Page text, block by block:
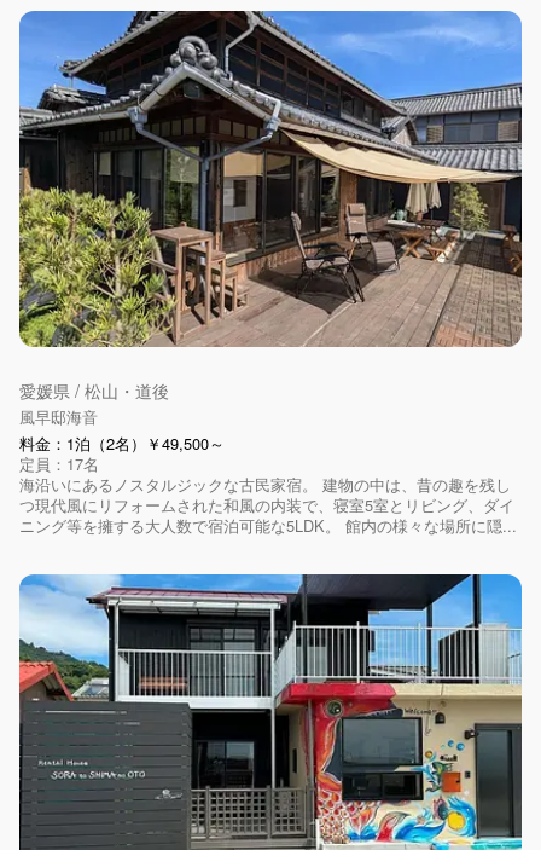
愛媛県 / 松山・道後
風早邸海音
料金：1泊（2名）￥49,500～
定員：17名
海沿いにあるノスタルジックな古民家宿。 建物の中は、昔の趣を残し
つ現代風にリフォームされた和風の内装で、寝室5室とリビング、ダイ
ニング等を擁する大人数で宿泊可能な5LDK。 館内の様々な場所に隠...